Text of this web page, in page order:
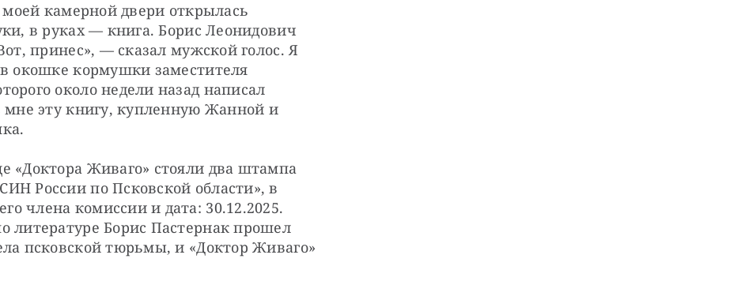
моей камерной двери открылась
в руках — книга. Борис Леонидович
принес», — сказал мужской голос. Я
окошке кормушки заместителя
около недели назад написал
мне эту книгу, купленную Жанной и
«Доктора Живаго» стояли два штампа
России по Псковской области», в
члена комиссии и дата: 30.12.2025.
литературе Борис Пастернак прошел
псковской тюрьмы, и «Доктор Живаго»